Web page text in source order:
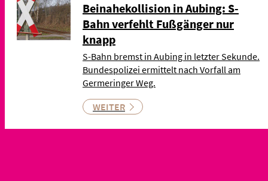
Beinahekollision in Aubing: S-
Bahn verfehlt Fußgänger nur
knapp
S-Bahn bremst in Aubing in letzter Sekunde.
Bundespolizei ermittelt nach Vorfall am
Germeringer Weg.
WEITER